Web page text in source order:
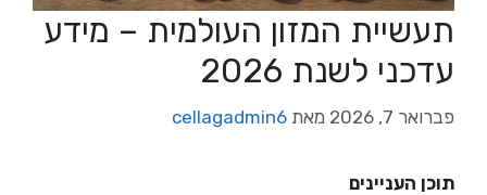
תעשיית המזון העולמית – מידע
עדכני לשנת 2026
פברואר 7, 2026 מאת cellagadmin6
תוכן העניינים